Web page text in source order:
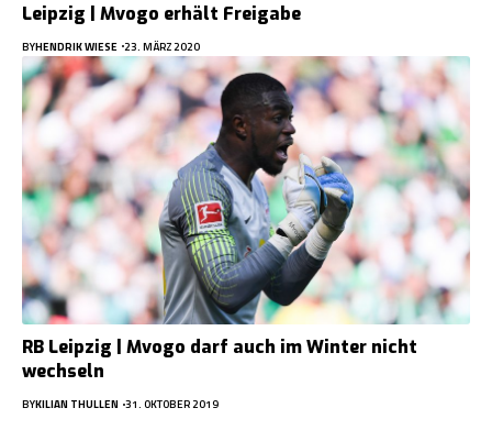
Leipzig | Mvogo erhält Freigabe
BYHENDRIK WIESE 23. MÄRZ 2020
RB Leipzig | Mvogo darf auch im Winter nicht
wechseln
BYKILIAN THULLEN 31. OKTOBER 2019